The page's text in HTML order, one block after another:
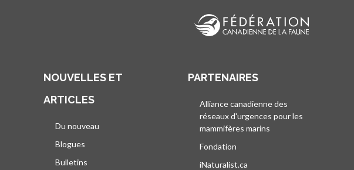
NOUVELLES ET
ARTICLES
Du nouveau
Blogues
Bulletins
PARTENAIRES
Alliance canadienne des
réseaux d'urgences pour les
mammifères marins
Fondation
iNaturalist.ca